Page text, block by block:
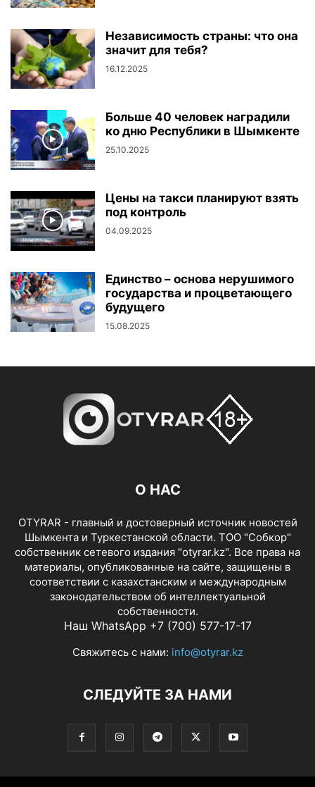
Независимость страны: что она
значит для тебя?
16.12.2025
Больше 40 человек наградили
ко дню Республики в Шымкенте
25.10.2025
Цены на такси планируют взять
под контроль
04.09.2025
Единство – основа нерушимого
государства и процветающего
будущего
15.08.2025
О НАС
OTYRAR - главный и достоверный источник новостей
Шымкента и Туркестанской области. ТОО "Собкор"
собственник сетевого издания "otyrar.kz". Все права на
материалы, опубликованные на сайте, защищены в
соответствии с казахстанским и международным
законодательством об интеллектуальной
собственности.
Наш WhatsApp +7 (700) 577-17-17
Свяжитесь с нами: info@otyrar.kz
СЛЕДУЙТЕ ЗА НАМИ